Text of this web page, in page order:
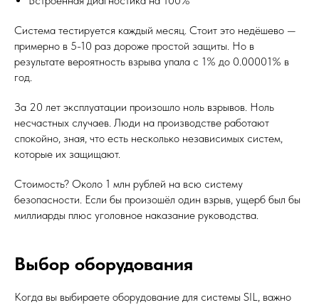
Система тестируется каждый месяц. Стоит это недёшево —
примерно в 5-10 раз дороже простой защиты. Но в
результате вероятность взрыва упала с 1% до 0.00001% в
год.
За 20 лет эксплуатации произошло ноль взрывов. Ноль
несчастных случаев. Люди на производстве работают
спокойно, зная, что есть несколько независимых систем,
которые их защищают.
Стоимость? Около 1 млн рублей на всю систему
безопасности. Если бы произошёл один взрыв, ущерб был бы
миллиарды плюс уголовное наказание руководства.
Выбор оборудования
Когда вы выбираете оборудование для системы SIL, важно